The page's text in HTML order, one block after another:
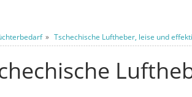
Tschechische Luftheber, leise und